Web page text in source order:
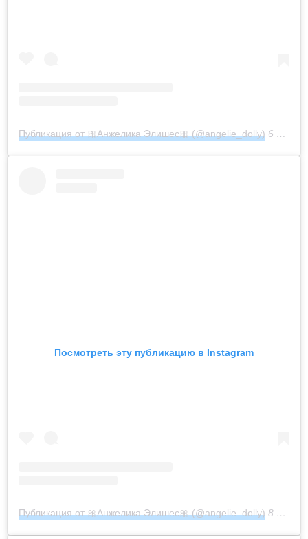
Публикация от 🎀Анжелика Элишес🎀 (@angelie_dolly) 6 Мар 2020 в 9:04 PST
Посмотреть эту публикацию в Instagram
Публикация от 🎀Анжелика Элишес🎀 (@angelie_dolly) 8 Апр 2020 в 9:00 PDT